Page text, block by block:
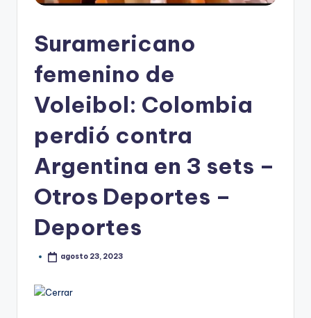
Suramericano
femenino de
Voleibol: Colombia
perdió contra
Argentina en 3 sets –
Otros Deportes –
Deportes
agosto 23, 2023